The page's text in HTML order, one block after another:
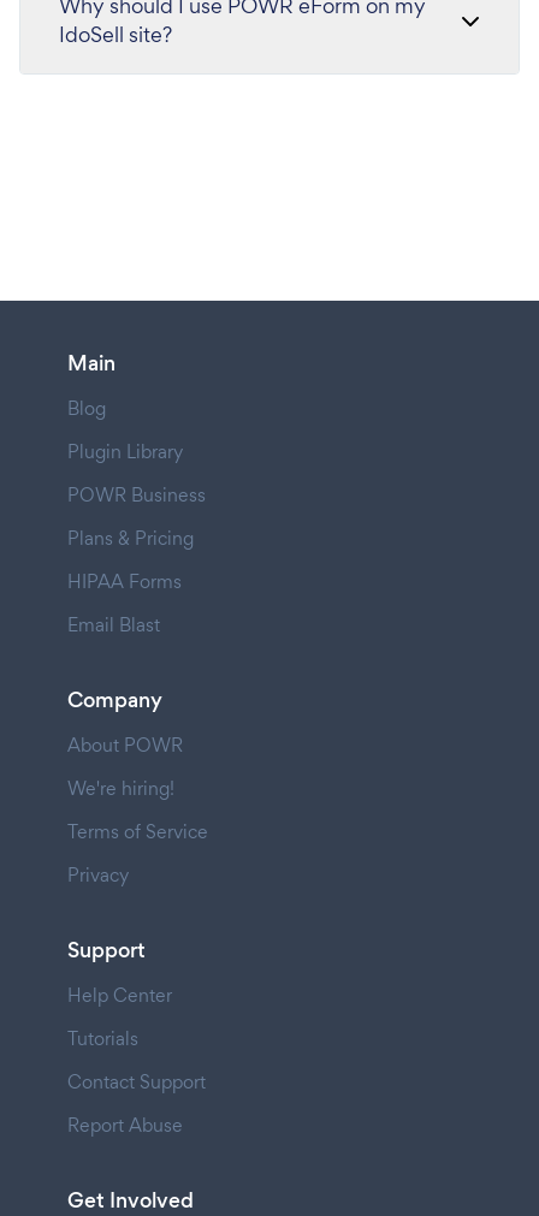
IdoSell site?
Main
Blog
Plugin Library
POWR Business
Plans & Pricing
HIPAA Forms
Email Blast
Company
About POWR
We're hiring!
Terms of Service
Privacy
Support
Help Center
Tutorials
Contact Support
Report Abuse
Get Involved